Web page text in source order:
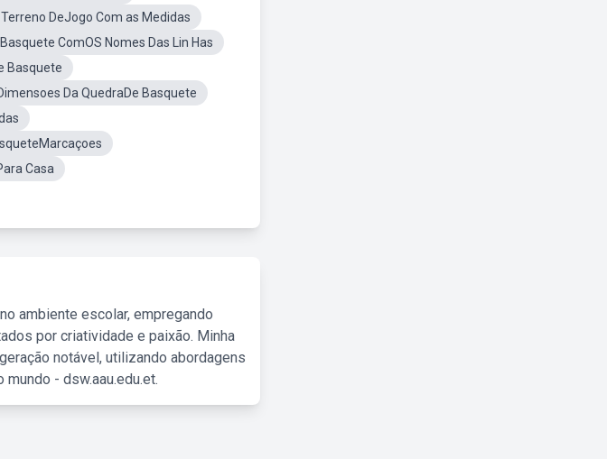
DeJogo Com as Medidas
ComOS Nomes Das Lin Has
Basquete
Da QuedraDe Basquete
Casa
ambiente escolar, empregando
por criatividade e paixão. Minha
notável, utilizando abordagens
- dsw.aau.edu.et.